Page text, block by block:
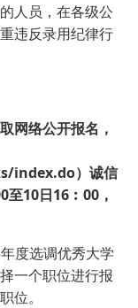
人员，在各级公
违反录用纪律行
网络公开报名，
index.do）诚信
10日16︰00，
度选调优秀大学
一个职位进行报
位。